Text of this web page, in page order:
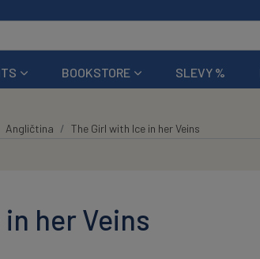
BOOKSTORE SLEVY %
Angličtina The Girl with Ice in her Veins
her Veins